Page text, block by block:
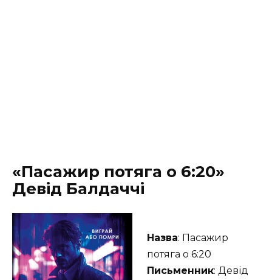
«Пасажир потяга о 6:20»
Девід Балдаччі
Назва: Пасажир
потяга о 6:20
Письменник: Девід